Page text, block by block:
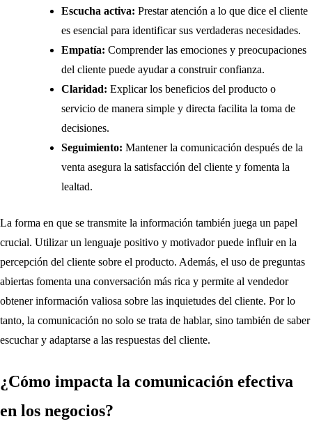
Escucha activa: Prestar atención a lo que dice el cliente
es esencial para identificar sus verdaderas necesidades.
Empatía: Comprender las emociones y preocupaciones
del cliente puede ayudar a construir confianza.
Claridad: Explicar los beneficios del producto o
servicio de manera simple y directa facilita la toma de
decisiones.
Seguimiento: Mantener la comunicación después de la
venta asegura la satisfacción del cliente y fomenta la
lealtad.
La forma en que se transmite la información también juega un papel
crucial. Utilizar un lenguaje positivo y motivador puede influir en la
percepción del cliente sobre el producto. Además, el uso de preguntas
abiertas fomenta una conversación más rica y permite al vendedor
obtener información valiosa sobre las inquietudes del cliente. Por lo
tanto, la comunicación no solo se trata de hablar, sino también de saber
escuchar y adaptarse a las respuestas del cliente.
¿Cómo impacta la comunicación efectiva
en los negocios?